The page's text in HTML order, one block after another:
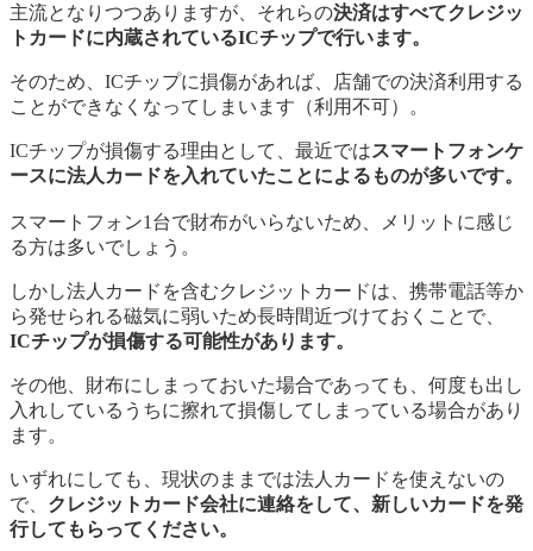
主流となりつつありますが、それらの決済はすべてクレジッ
トカードに内蔵されているICチップで行います。
そのため、ICチップに損傷があれば、店舗での決済利用する
ことができなくなってしまいます（利用不可）。
ICチップが損傷する理由として、最近ではスマートフォンケ
ースに法人カードを入れていたことによるものが多いです。
スマートフォン1台で財布がいらないため、メリットに感じ
る方は多いでしょう。
しかし法人カードを含むクレジットカードは、携帯電話等か
ら発せられる磁気に弱いため長時間近づけておくことで、
ICチップが損傷する可能性があります。
その他、財布にしまっておいた場合であっても、何度も出し
入れしているうちに擦れて損傷してしまっている場合があり
ます。
いずれにしても、現状のままでは法人カードを使えないの
で、 クレジットカード会社に連絡をして、新しいカードを発
行してもらってください。